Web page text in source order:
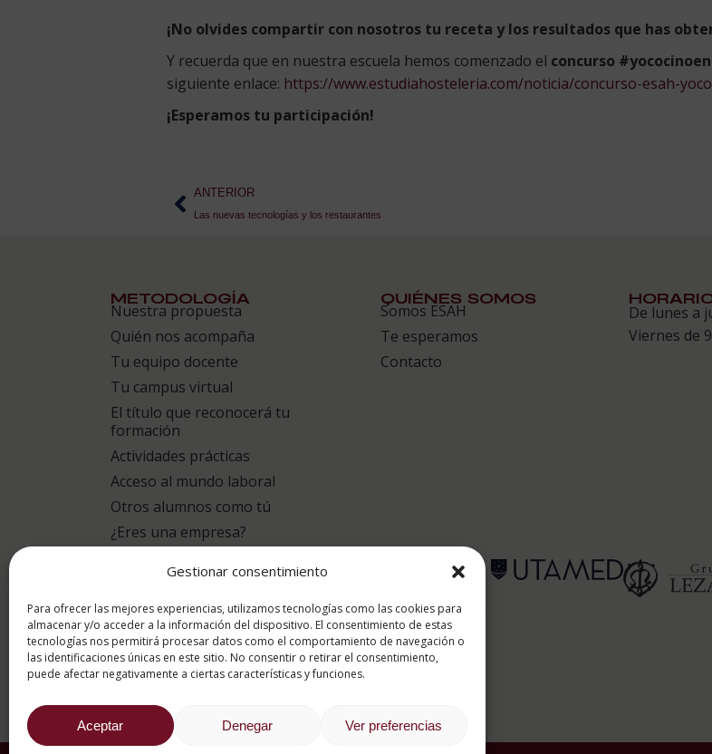
Gestionar consentimiento
Para ofrecer las mejores experiencias, utilizamos tecnologías como las cookies para
almacenar y/o acceder a la información del dispositivo. El consentimiento de estas
tecnologías nos permitirá procesar datos como el comportamiento de navegación o
las identificaciones únicas en este sitio. No consentir o retirar el consentimiento,
puede afectar negativamente a ciertas características y funciones.
Aceptar Denegar Ver preferencias
¡No olvides compartir con nosotros tu receta y los resultados que has
Y recuerda que en nuestra escuela hemos comenzado el concurso
siguiente enlace: https://www.estudiahosteleria.com/noticia/concurso-esah-
¡Esperamos tu participación!
ANTERIOR
Las nuevas tecnologías y los restaurantes
METODOLOGÍA
Nuestra propuesta
Quién nos acompaña
Tu equipo docente
Tu campus virtual
El título que reconocerá tu
formación
Actividades prácticas
Acceso al mundo laboral
Otros alumnos como tú
¿Eres una empresa?
QUIÉNES SOMOS
Somos ESAH
Te esperamos
Contacto
De lunes a
Viernes de
9.4/10
basado en1331 Valoraciones soportado
por eKomi